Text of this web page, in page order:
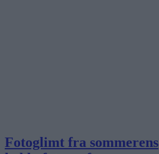
Fotoglimt fra sommerens